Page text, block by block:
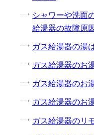
シャワーや洗面
給湯器の故障原因
ガス給湯器の湯
ガス給湯器のお
ガス給湯器のお
ガス給湯器のお
ガス給湯器のリ